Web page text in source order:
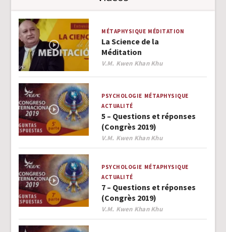
MÉTAPHYSIQUE MÉDITATION
La Science de la
Méditation
Author
V.M. Kwen Khan Khu
PSYCHOLOGIE MÉTAPHYSIQUE
ACTUALITÉ
5 – Questions et réponses
(Congrès 2019)
Author
V.M. Kwen Khan Khu
PSYCHOLOGIE MÉTAPHYSIQUE
ACTUALITÉ
7 – Questions et réponses
(Congrès 2019)
Author
V.M. Kwen Khan Khu